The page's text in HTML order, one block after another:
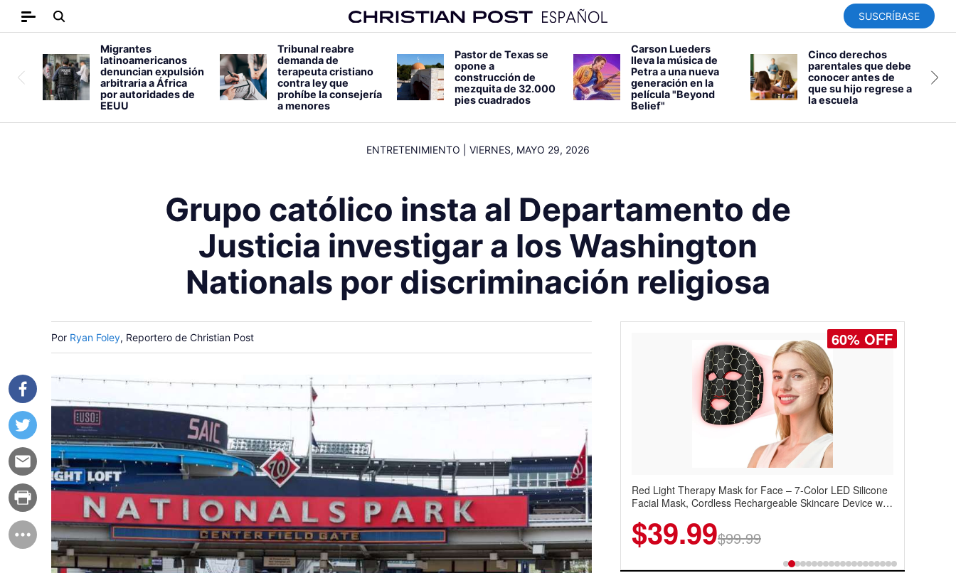
SUSCRÍBASE
Migrantes
latinoamericanos
denuncian expulsión
arbitraria a África
por autoridades de
EEUU
Tribunal reabre
demanda de
terapeuta cristiano
contra ley que
prohíbe la consejería
a menores
Pastor de Texas se
opone a
construcción de
mezquita de 32.000
pies cuadrados
Carson Lueders
lleva la música de
Petra a una nueva
generación en la
película "Beyond
Belief"
Cinco derechos
parentales que debe
conocer antes de
que su hijo regrese a
la escuela
ENTRETENIMIENTO VIERNES, MAYO 29, 2026
Grupo católico insta al Departamento de
Justicia investigar a los Washington
Nationals por discriminación religiosa
Por Ryan Foley, Reportero de Christian Post 77% OFF
Men's Slim Fit Polo Shirt – Quick Dry Moisture Wicking,
High Elasticity, Athletic Fit Polo for Golf, Tennis, Work &
$6.99$29.99